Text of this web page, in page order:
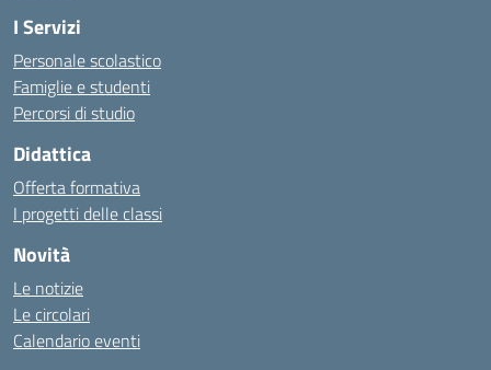
I Servizi
Personale scolastico
Famiglie e studenti
Percorsi di studio
Didattica
Offerta formativa
I progetti delle classi
Novità
Le notizie
Le circolari
Calendario eventi